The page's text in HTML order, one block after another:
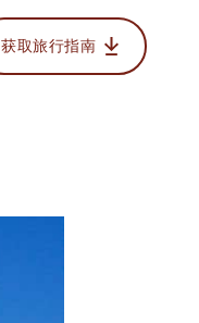
获取旅行指南